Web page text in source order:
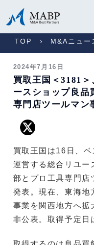
TOP M&Aニュー
2024年7月16日
買取王国＜3181
ースショップ良品
専門店ツールマン
買取王国は16日、
運営する総合リユー
部とプロ工具専門店
発表。現在、東海地
事業を関西地方へ拡
非公表。取得予定日